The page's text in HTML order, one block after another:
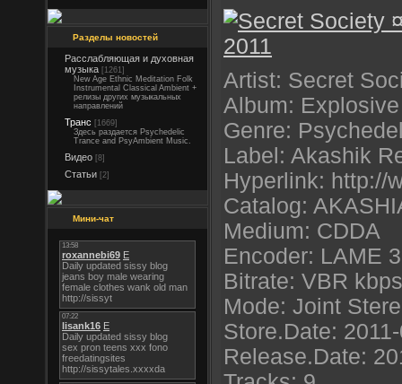
Разделы новостей
Расслабляющая и духовная
музыка [1261]
New Age Ethnic Meditation Folk
Instrumental Classical Ambient +
релизы других музыкальных
направлений
Транс [1669]
Здесь раздается Psychedelic
Trance and PsyAmbient Music.
Видео [8]
Статьи [2]
Мини-чат
Artist: Secret
Album:
Genre:
Label: Akashik
Hyperlink: http://
Catalog:
Medium: CDDA
Encoder: LAME
Bitrate: VBR kbps
Mode: Joint
Store.Date:
Release.Date: